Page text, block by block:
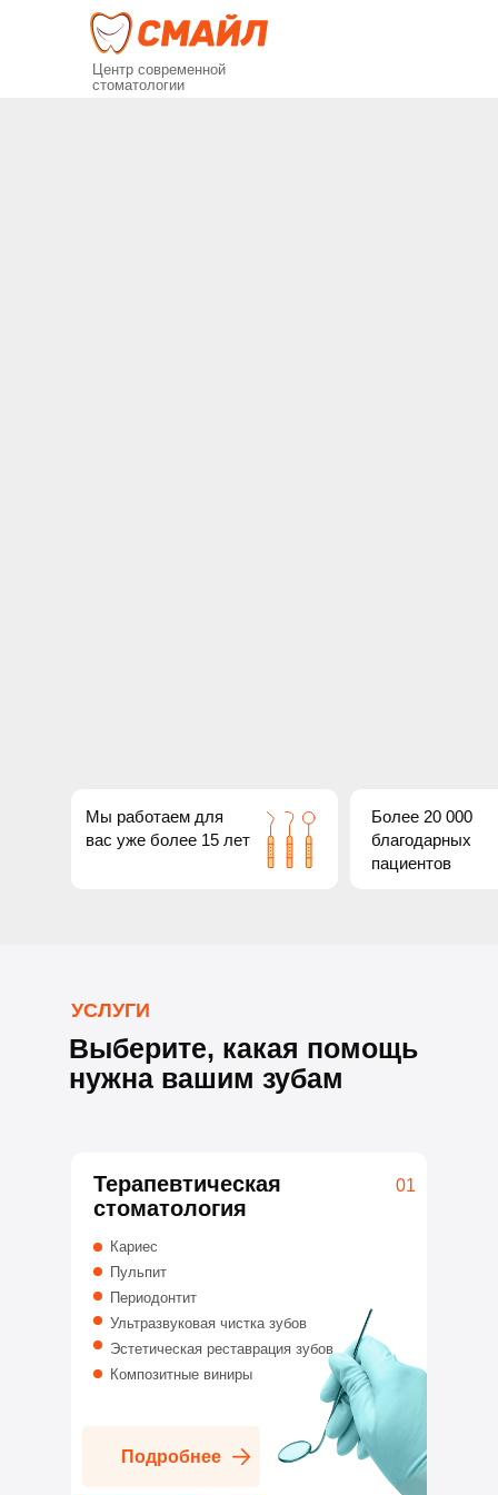
Центр современной
стоматологии
Мы работаем для
вас уже более 15 лет
Более 20 000
благодарных
пациентов
УСЛУГИ
Выберите, какая помощь
нужна вашим зубам
Терапевтическая
стоматология
Кариес
Пульпит
Периодонтит
Ультразвуковая чистка зубов
Эстетическая реставрация зубов
Композитные виниры
Подробнее
01